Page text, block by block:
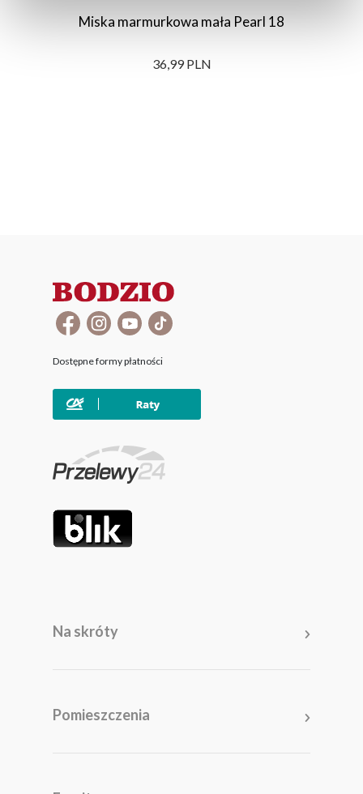
Miska marmurkowa mała Pearl 18
36,99 PLN
Dostępne formy płatności
Na skróty
Pomieszczenia